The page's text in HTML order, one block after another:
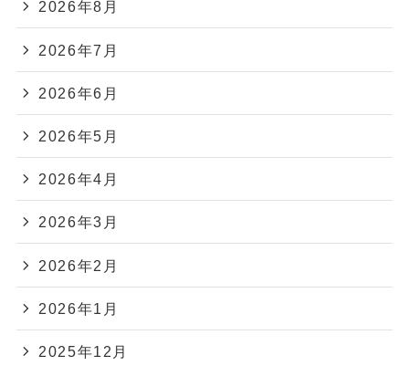
2026年8月
2026年7月
2026年6月
2026年5月
2026年4月
2026年3月
2026年2月
2026年1月
2025年12月